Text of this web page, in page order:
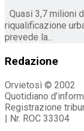
Quasi 3,7 milioni
riqualificazione
prevede la...
Redazione
Orvietosì © 2002
Quotidiano
Registrazione
| Nr. ROC 33304